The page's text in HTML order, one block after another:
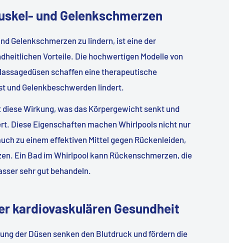
und Gelenkschmerzen
Gelenkschmerzen zu lindern, ist eine der
Vorteile. Die hochwertigen Modelle von
schaffen eine therapeutische
und Gelenkbeschwerden lindert.
Wirkung, was das Körpergewicht senkt und
Diese Eigenschaften machen Whirlpools nicht nur
zu einem effektiven Mittel gegen Rückenleiden,
Ein Bad im Whirlpool kann Rückenschmerzen, die
sehr gut behandeln.
kardiovaskulären Gesundheit
der Düsen senken den Blutdruck und fördern die